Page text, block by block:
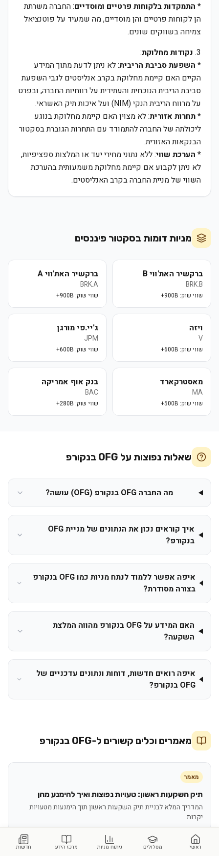
* התמקדות בלקוחות פרטיים ומוסדיים: החברה משרתת
הן לקוחות פרטיים והן מוסדיים, מה שמעיד על פוטנציאל
צמיחה בשווקים שונים.
3. נקודות מחלוקת:
* השפעת סביבת הריבית: לא ניתן לדעת מתוך המידע
הקיים האם קיימת מחלוקת בקרב אנליסטים לגבי השפעת
סביבת הריבית הנוכחית והעתידית על רווחיות החברה, ובפרט
על מרווח הריבית הנקי (NIM) ועל איכות תיק האשראי.
*תחרות אזורית: לא מצוין האם קיימת מחלוקת בנוגע
ליכולתה של החברה להתמודד עם התחרות הגוברת בסקטור
הבנקאות האזורית.
* הערכת שווי: ללא נתוני מחירי יעד או המלצות ספציפיות,
לא ניתן לקבוע אם קיימת מחלוקת משמעותית בהערכת
השווי של מניית החברה בקרב האנליסטים.
מניות דומות בסקטור פיננסים
ברקשיר האת'ווי B
BRK.B
שווי שוק: 900B+
ברקשיר האת'ווי A
BRK.A
שווי שוק: 900B+
ויזה
V
שווי שוק: 600B+
ג'יי.פי מורגן
JPM
שווי שוק: 600B+
מאסטרקארד
MA
שווי שוק: 500B+
בנק אוף אמריקה
BAC
שווי שוק: 280B+
שאלות נפוצות על OFG בנקורפ
מה החברה OFG בנקורפ (OFG) עושה?
איך קוראים נכון את הנתונים של מניית OFG
בנקורפ?
איפה אפשר ללמוד לנתח מניות כמו OFG בנקורפ
בצורה מסודרת?
האם המידע על OFG בנקורפ מהווה המלצת
השקעה?
איפה רואים חדשות, דוחות ונתונים עדכניים של
OFG בנקורפ?
מאמרים וכלים קשורים ל-OFG בנקורפ
מאמר
תיק השקעות ראשון: טעויות נפוצות ואיך להימנע מהן
המדריך המלא לבניית תיק השקעות ראשון תוך הימנעות מטעויות
יקרות
מאמר
ראשי מסלולים ניתוח מניות מרכז הידע חדשות